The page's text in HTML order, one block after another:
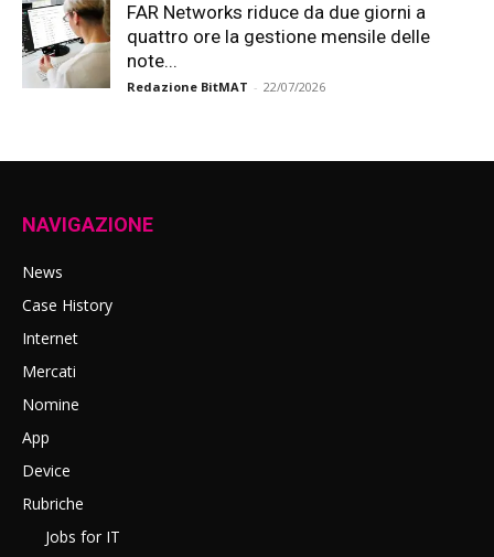
FAR Networks riduce da due giorni a
quattro ore la gestione mensile delle
note...
Redazione BitMAT - 22/07/2026
NAVIGAZIONE
News
Case History
Internet
Mercati
Nomine
App
Device
Rubriche
Jobs for IT